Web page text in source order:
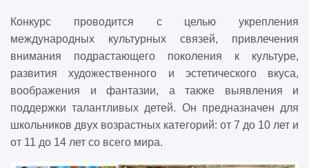
Конкурс проводится с целью укрепления
международных культурных связей, привлечения
внимания подрастающего поколения к культуре,
развития художественного и эстетического вкуса,
воображения и фантазии, а также выявления и
поддержки талантливых детей. Он предназначен для
школьников двух возрастных категорий: от 7 до 10 лет и
от 11 до 14 лет со всего мира.